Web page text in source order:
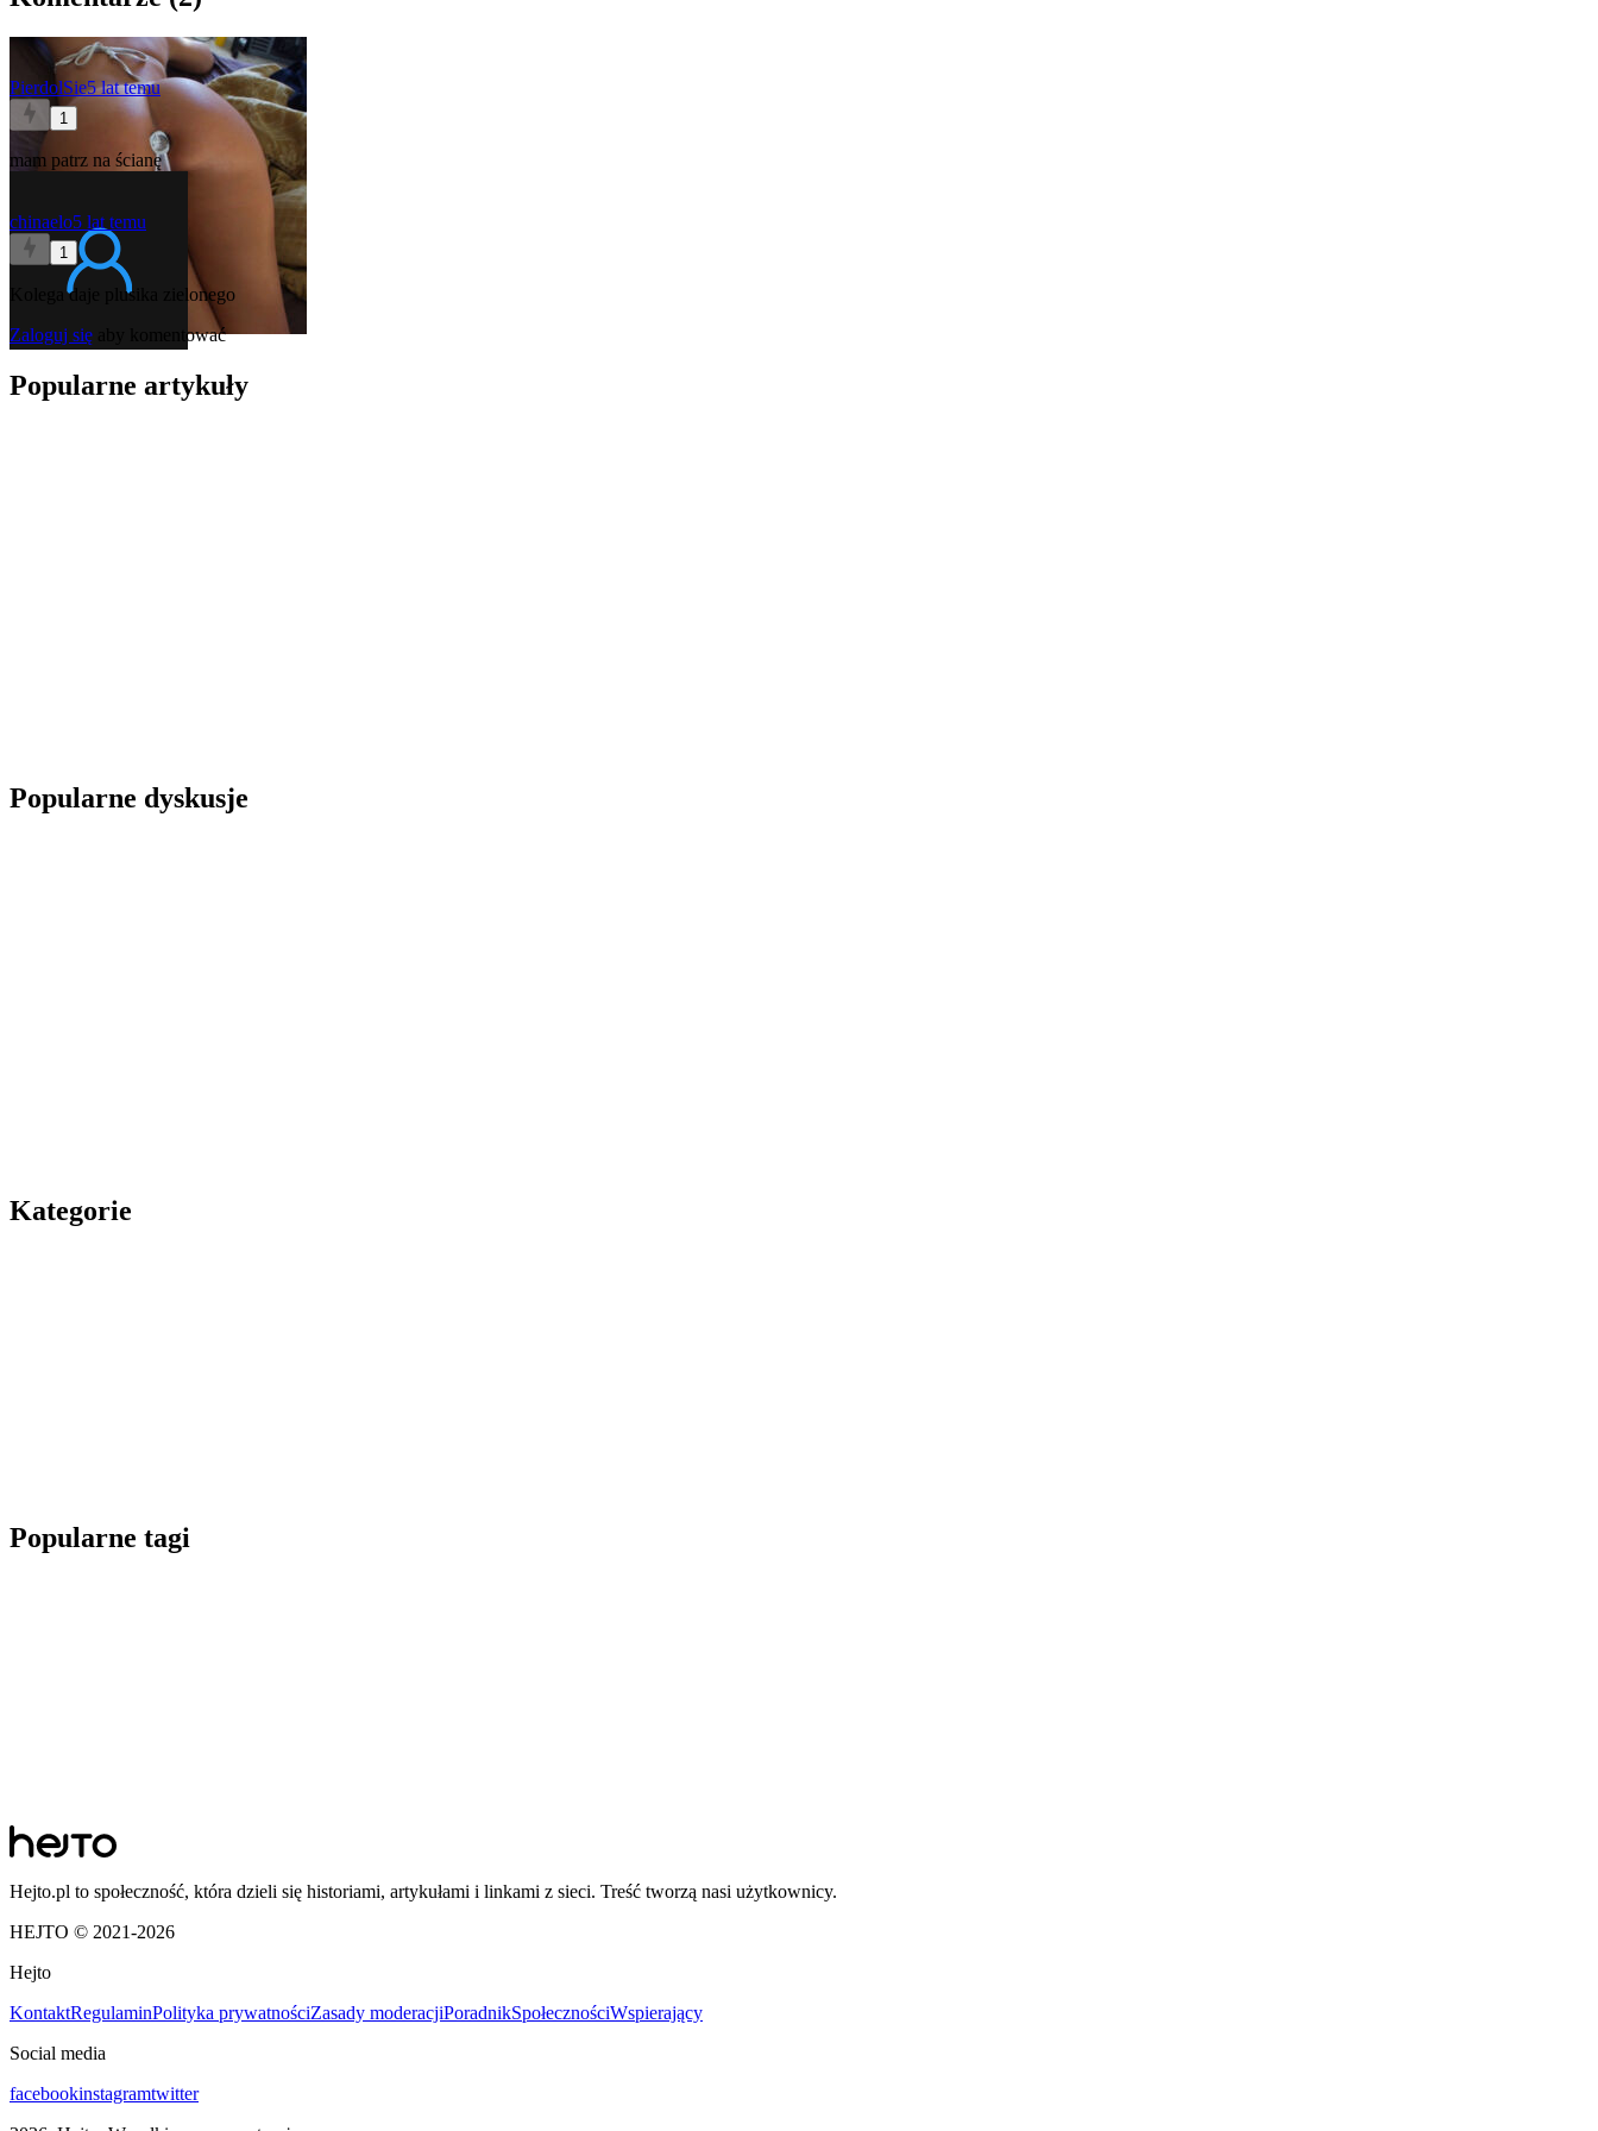
PierdolSie5 lat temu
1
mam patrz na ścianę
chinaelo5 lat temu
1
Kolega daje plusika zielonego
Zaloguj się aby komentować
Popularne artykuły
Popularne dyskusje
Kategorie
Popularne tagi
Hejto.pl to społeczność, która dzieli się historiami, artykułami i linkami z sieci. Treść tworzą nasi użytkownicy.
HEJTO © 2021-2026
Hejto
KontaktRegulaminPolityka prywatnościZasady moderacjiPoradnikSpołecznościWspierający
Social media
facebookinstagramtwitter